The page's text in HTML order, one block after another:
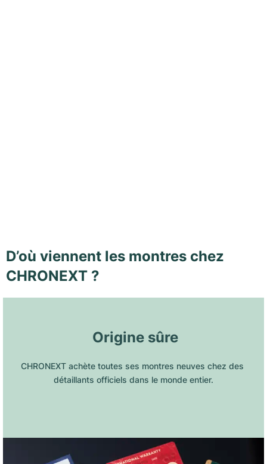
D’où viennent les montres chez
CHRONEXT ?
Origine sûre
CHRONEXT achète toutes ses montres neuves chez des
détaillants officiels dans le monde entier.